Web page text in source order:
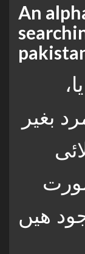
An
،ضرورت رشتہ پہلی یا
بغیر
ھیں